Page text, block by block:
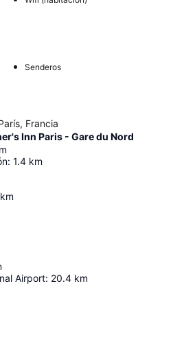
Senderos
Francia
Inn Paris - Gare du Nord
: 1.4 km
km
Airport: 20.4 km